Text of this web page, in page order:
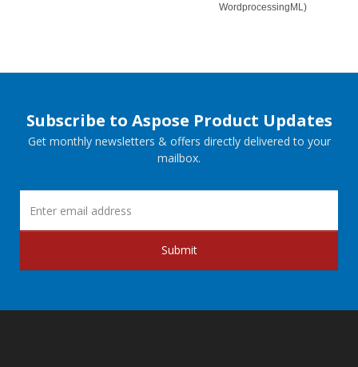
WordprocessingML)
Subscribe to Aspose Product Updates
Get monthly newsletters & offers directly delivered to your
mailbox.
Submit